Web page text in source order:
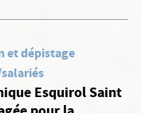
et dépistage
Esquirol Saint